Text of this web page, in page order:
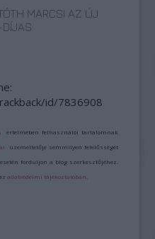
MARCSI AZ ÚJ
id/7836908
értelmében felhasználói tartalomnak
üzemeltetője semmilyen felelősséget
forduljon a blog szerkesztőjéhez.
adatvédelmi tájékoztatóban